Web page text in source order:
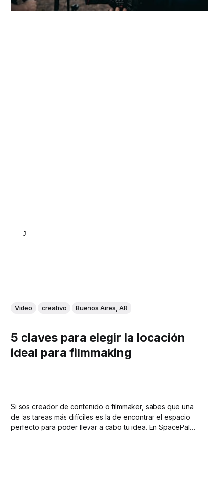
JULIETA NATALUTTI
Video creativo Buenos Aires, AR
5 claves para elegir la locación
ideal para filmmaking
Si sos creador de contenido o filmmaker, sabes que una
de las tareas más difíciles es la de encontrar el espacio
perfecto para poder llevar a cabo tu idea. En SpacePal